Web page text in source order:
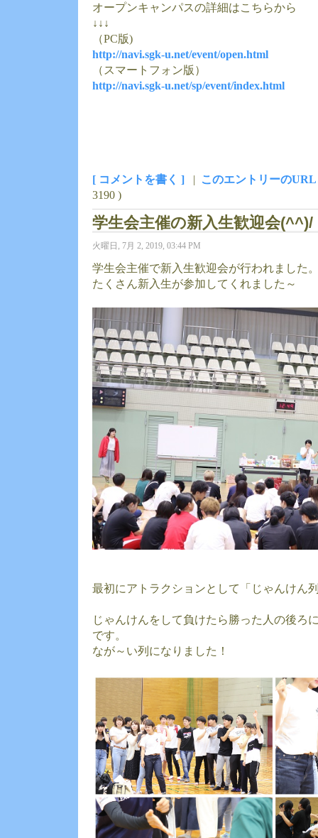
オープンキャンパスの詳細はこちらから
↓↓↓
（PC版)
http://navi.sgk-u.net/event/open.html
（スマートフォン版）
http://navi.sgk-u.net/sp/event/index.html
[ コメントを書く ] | このエントリーのURL
3190 )
学生会主催の新入生歓迎会
火曜日, 7月 2, 2019, 03:44 PM
学生会主催で新入生歓迎会が行われました
たくさん新入生が参加してくれました～
最初にアトラクションとして「じゃんけん
じゃんけんをして負けたら勝った人の後ろ
です。
なが～い列になりました！